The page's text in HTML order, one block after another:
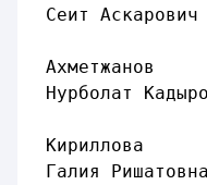
Сеит
Ахметжанов
Нурболат
Кириллова
Галия